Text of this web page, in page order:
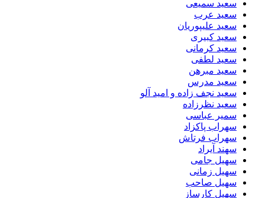
سعید سمیعی
سعید عرب
سعید علیپوریان
سعید کبیری
سعید کرمانی
سعید لطفی
سعید مبرهن
سعید مدرس
سعید نجف زاده و امید آلو
سعید نظرزاده
سمیر عباسی
سهراب پاکزاد
سهراب فرتاش
سهند آیراد
سهیل جامی
سهیل زمانی
سهیل صاحب
سهیل کارساز